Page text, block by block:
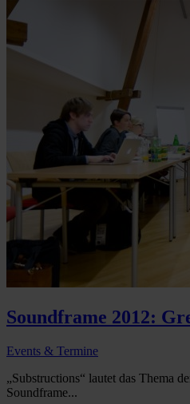
Soundframe 2012:
Events & Termine
„Substructions“ lautet das Thema
Soundframe...